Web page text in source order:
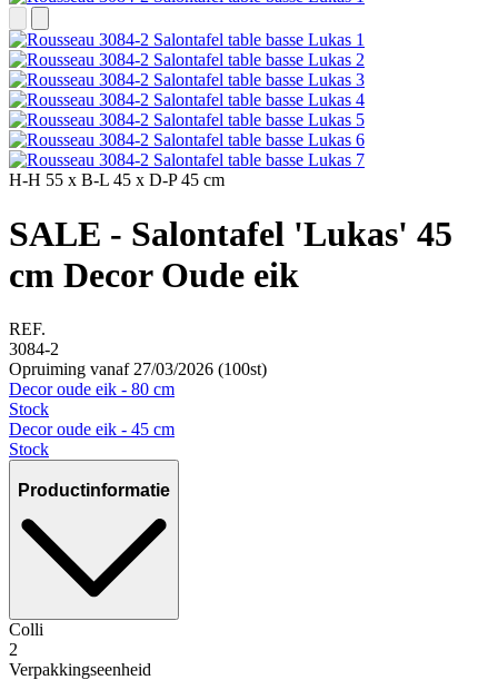
H-H 55 x B-L 45 x D-P45 cm
SALE - Salontafel 'Lukas' 45
cm Decor Oude eik
REF.
3084-2
Opruiming vanaf 27/03/2026 (100st)
Decor oude eik - 80 cm
Stock
Decor oude eik - 45 cm
Stock
Productinformatie
Colli
2
Verpakkingseenheid